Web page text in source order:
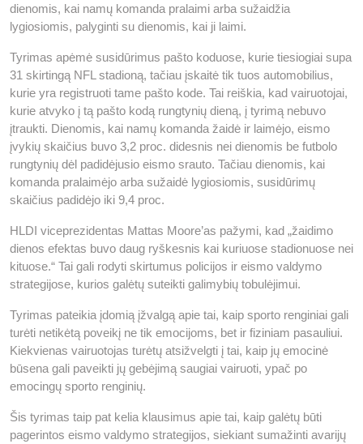
dienomis, kai namų komanda pralaimi arba sužaidžia
lygiosiomis, palyginti su dienomis, kai ji laimi.
Tyrimas apėmė susidūrimus pašto koduose, kurie tiesiogiai supa
31 skirtingą NFL stadioną, tačiau įskaitė tik tuos automobilius,
kurie yra registruoti tame pašto kode. Tai reiškia, kad vairuotojai,
kurie atvyko į tą pašto kodą rungtynių dieną, į tyrimą nebuvo
įtraukti. Dienomis, kai namų komanda žaidė ir laimėjo, eismo
įvykių skaičius buvo 3,2 proc. didesnis nei dienomis be futbolo
rungtynių dėl padidėjusio eismo srauto. Tačiau dienomis, kai
komanda pralaimėjo arba sužaidė lygiosiomis, susidūrimų
skaičius padidėjo iki 9,4 proc.
HLDI viceprezidentas Mattas Moore’as pažymi, kad „žaidimo
dienos efektas buvo daug ryškesnis kai kuriuose stadionuose nei
kituose.“ Tai gali rodyti skirtumus policijos ir eismo valdymo
strategijose, kurios galėtų suteikti galimybių tobulėjimui.
Tyrimas pateikia įdomią įžvalgą apie tai, kaip sporto renginiai gali
turėti netikėtą poveikį ne tik emocijoms, bet ir fiziniam pasauliui.
Kiekvienas vairuotojas turėtų atsižvelgti į tai, kaip jų emocinė
būsena gali paveikti jų gebėjimą saugiai vairuoti, ypač po
emocingų sporto renginių.
Šis tyrimas taip pat kelia klausimus apie tai, kaip galėtų būti
pagerintos eismo valdymo strategijos, siekiant sumažinti avarijų